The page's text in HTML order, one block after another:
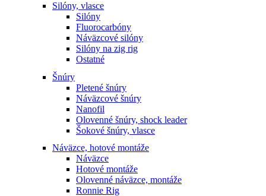
Silóny, vlasce
Silóny
Fluorocarbóny
Náväzcové silóny
Silóny na zig rig
Ostatné
Šnúry
Pletené šnúry
Náväzcové šnúry
Nanofil
Olovenné šnúry, shock leader
Šokové šnúry, vlasce
Náväzce, hotové montáže
Náväzce
Hotové montáže
Olovenné náväzce, montáže
Ronnie Rig